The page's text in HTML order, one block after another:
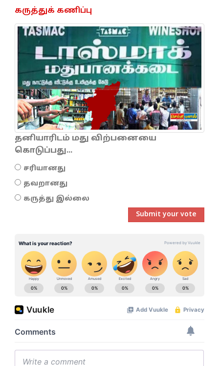
கருத்துக் கணிப்பு
தனியாரிடம் மது விற்பனையை
கொடுப்பது...
சரியானது
தவறானது
கருத்து இல்லை
Submit your vote